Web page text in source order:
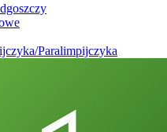
Paralimpijczyka